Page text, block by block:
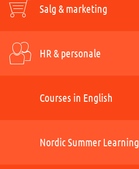
Salg & marketing
HR & personale
Courses in English
Nordic Summer Learning